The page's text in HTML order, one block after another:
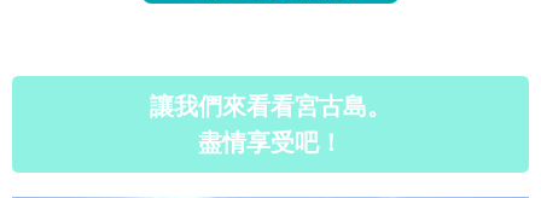
讓我們來看看宮古島。
盡情享受吧！